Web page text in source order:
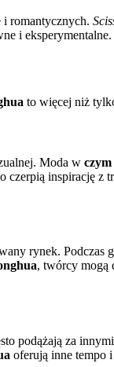
romantycznych.
i eksperymentalne.
to więcej niż
Moda w
czerpią inspirację z
rynek.
, twórcy mogą
podążają za
oferują inne tempo